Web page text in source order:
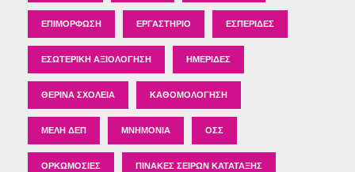
ΕΠΙΜΌΡΦΩΣΗ ΕΡΓΑΣΤΉΡΙΟ ΕΣΠΕΡΊΔΕΣ
ΕΣΩΤΕΡΙΚΉ ΑΞΙΟΛΌΓΗΣΗ ΗΜΕΡΊΔΕΣ
ΘΕΡΙΝΆ ΣΧΟΛΕΊΑ ΚΑΘΟΜΟΛΌΓΗΣΗ
ΜΈΛΗ ΔΕΠ ΜΝΗΜΌΝΙΑ ΟΣΣ
ΟΡΚΩΜΟΣΊΕΣ ΠΊΝΑΚΕΣ ΣΕΙΡΏΝ ΚΑΤΆΤΑΞΗΣ